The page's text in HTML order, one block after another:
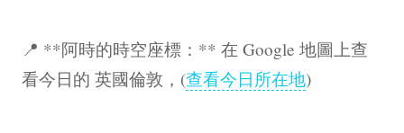
📍 **阿時的時空座標：** 在 Google 地圖上查
看今日的 英國倫敦，(查看今日所在地)